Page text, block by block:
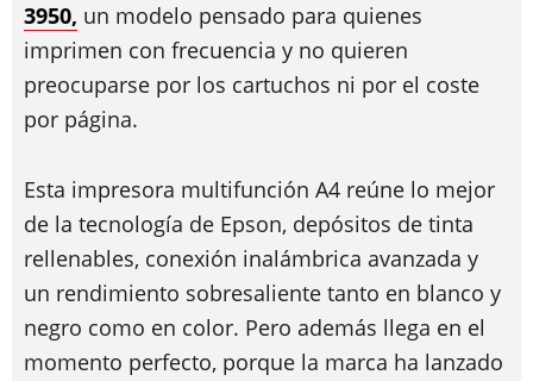
3950, un modelo pensado para quienes
imprimen con frecuencia y no quieren
preocuparse por los cartuchos ni por el coste
por página.
Esta impresora multifunción A4 reúne lo mejor
de la tecnología de Epson, depósitos de tinta
rellenables, conexión inalámbrica avanzada y
un rendimiento sobresaliente tanto en blanco y
negro como en color. Pero además llega en el
momento perfecto, porque la marca ha lanzado